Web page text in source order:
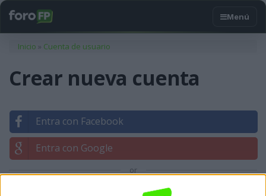
Usted está aquí
Inicio » Cuenta de usuario
Crear nueva cuenta
Entra con Facebook
Entra con Google
or